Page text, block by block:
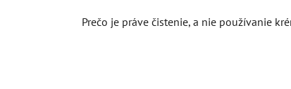
Prečo je práve čistenie, a nie používanie